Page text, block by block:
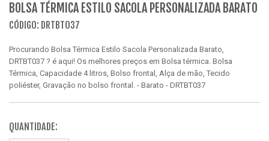
BOLSA TÉRMICA ESTILO SACOLA PERSONALIZADA BARATO
CÓDIGO: DRTBT037
Procurando Bolsa Térmica Estilo Sacola Personalizada Barato,
DRTBT037 ? é aqui! Os melhores preços em Bolsa térmica. Bolsa
Térmica, Capacidade 4 litros, Bolso frontal, Alça de mão, Tecido
poliéster, Gravação no bolso frontal. - Barato - DRTBT037
QUANTIDADE: